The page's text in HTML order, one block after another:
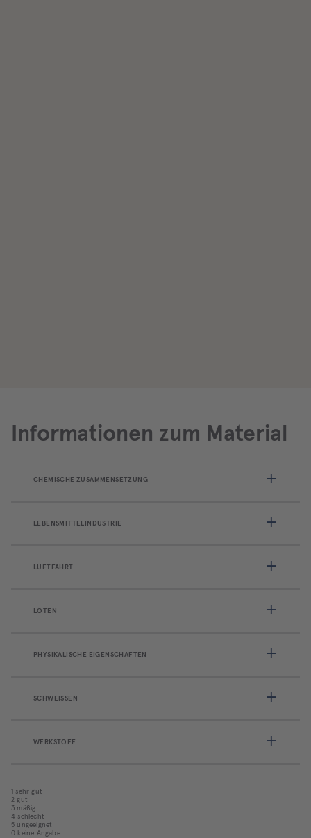
Informationen zum Material
CHEMISCHE ZUSAMMENSETZUNG
LEBENSMITTELINDUSTRIE
LUFTFAHRT
LÖTEN
PHYSIKALISCHE EIGENSCHAFTEN
SCHWEISSEN
WERKSTOFF
1 sehr gut
2 gut
3 mäßig
4 schlecht
5 ungeeignet
0 keine Angabe